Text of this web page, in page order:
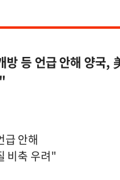
등 언급 안해 양국,
안해
비축 우려"